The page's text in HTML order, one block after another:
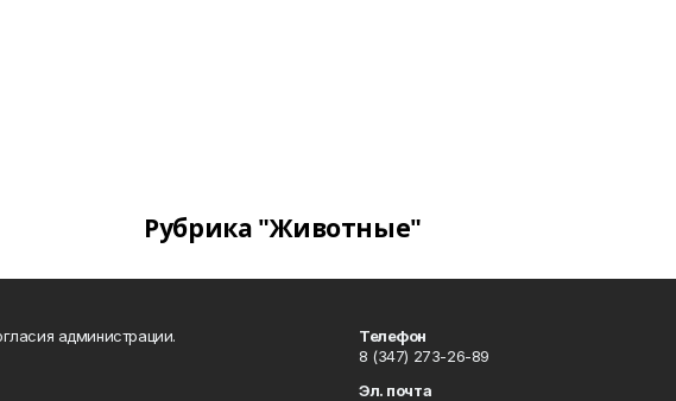
Рубрика "Животные"
администрации.
Телефон
8 (347) 273-26-89
Эл. почта